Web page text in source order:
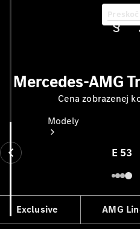
Modely
Všetky modely
Mercedes-AMG
Cena zobrazenej
E 53
Exclusive AMG